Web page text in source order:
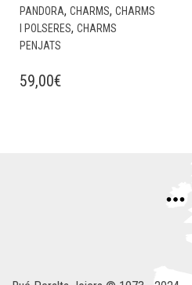
PANDORA, CHARMS, CHARMS
I POLSERES, CHARMS
PENJATS
59,00€